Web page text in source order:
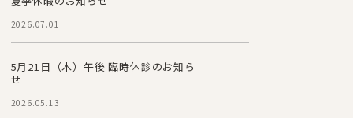
2026.07.01
5月21日（木）午後 臨時休診のお知ら
せ
2026.05.13